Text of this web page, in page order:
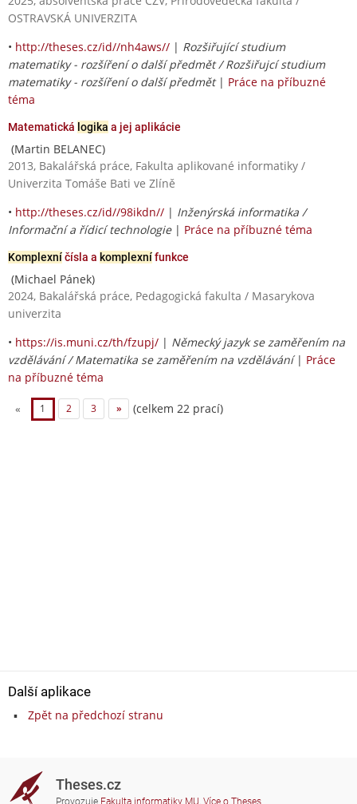
OSTRAVSKÁ UNIVERZITA
• http://theses.cz/id//nh4aws// | Rozšiřující studium
matematiky - rozšíření o další předmět / Rozšiřujcí studium
matematiky - rozšíření o další předmět| Práce na příbuzné
téma
Matematická logika a jej aplikácie
(Martin BELANEC)
2013, Bakalářská práce, Fakulta aplikované informatiky /
Univerzita Tomáše Bati ve Zlíně
• http://theses.cz/id//98ikdn// | Inženýrská informatika /
Informační a řídicí technologie| Práce na příbuzné téma
Komplexníčísla a komplexnífunkce
(Michael Pánek)
2024, Bakalářská práce, Pedagogická fakulta / Masarykova
univerzita
• https://is.muni.cz/th/fzupj/ | Německý jazyk se zaměřením na
vzdělávání / Matematika se zaměřením na vzdělávání| Práce
na příbuzné téma
« 1 2 3 » (celkem 22 prací)
Další aplikace
Zpět na předchozí stranu
Theses.cz